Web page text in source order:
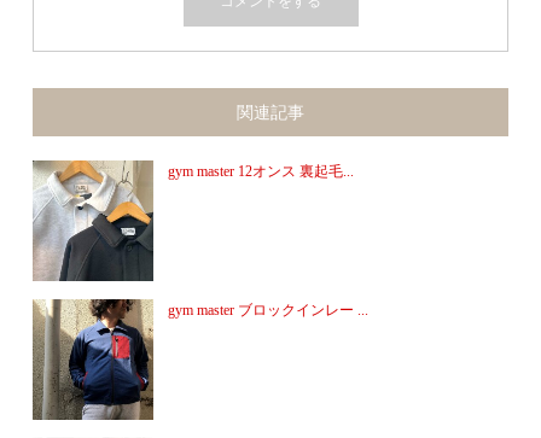
関連記事
gym master 12オンス 裏起毛...
gym master ブロックインレー ...